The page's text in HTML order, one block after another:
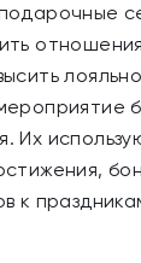
Их
к